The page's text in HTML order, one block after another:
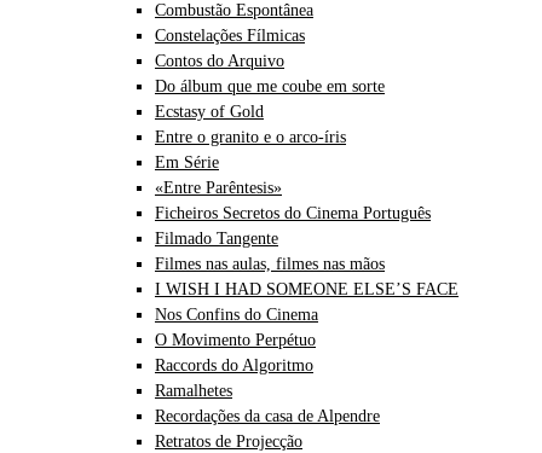
Combustão Espontânea
Constelações Fílmicas
Contos do Arquivo
Do álbum que me coube em sorte
Ecstasy of Gold
Entre o granito e o arco-íris
Em Série
«Entre Parêntesis»
Ficheiros Secretos do Cinema Português
Filmado Tangente
Filmes nas aulas, filmes nas mãos
I WISH I HAD SOMEONE ELSE’S FACE
Nos Confins do Cinema
O Movimento Perpétuo
Raccords do Algoritmo
Ramalhetes
Recordações da casa de Alpendre
Retratos de Projecção